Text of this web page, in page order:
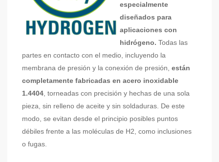
especialmente
diseñados para
aplicaciones con
hidrógeno. Todas las
partes en contacto con el medio, incluyendo la
membrana de presión y la conexión de presión, están
completamente fabricadas en acero inoxidable
1.4404, torneadas con precisión y hechas de una sola
pieza, sin relleno de aceite y sin soldaduras. De este
modo, se evitan desde el principio posibles puntos
débiles frente a las moléculas de H2, como inclusiones
o fugas.